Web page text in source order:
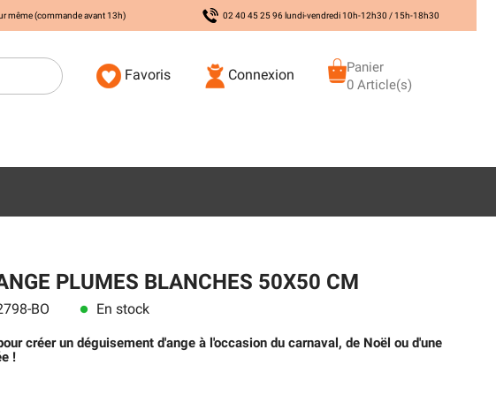
même (commande avant 13h) 02 40 45 25 96 lundi-vendredi 10h-12h30 / 15h-18h30
Favoris Connexion
Panier
0 Article(s)
PLUMES BLANCHES 50X50 CM
BO lens En stock
créer un déguisement d'ange à l'occasion du carnaval, de Noël ou d'une
!